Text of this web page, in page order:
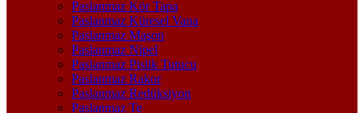
Paslanmaz Kör Tapa
Paslanmaz Küresel Vana
Paslanmaz Maşon
Paslanmaz Nipel
Paslanmaz Pislik Tutucu
Paslanmaz Rakor
Paslanmaz Redüksiyon
Paslanmaz Te